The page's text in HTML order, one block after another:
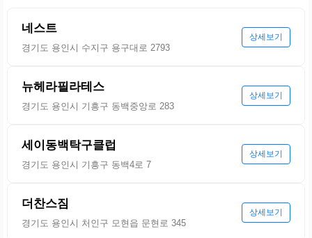
네스트
경기도 용인시 수지구 용구대로 2793
상세보기
뉴헤라필라테스
경기도 용인시 기흥구 동백중앙로 283
상세보기
세이동백탁구클럽
경기도 용인시 기흥구 동백4로 7
상세보기
더찬스짐
경기도 용인시 처인구 모현읍 문현로 345
상세보기